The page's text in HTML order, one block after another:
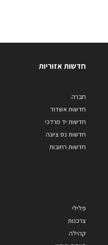
חדשות אזוריות
חברה
חדשות אשדוד
חדשות יד מרדכי
חדשות נס ציונה
חדשות רחובות
פלילי
צרכנות
קהילה